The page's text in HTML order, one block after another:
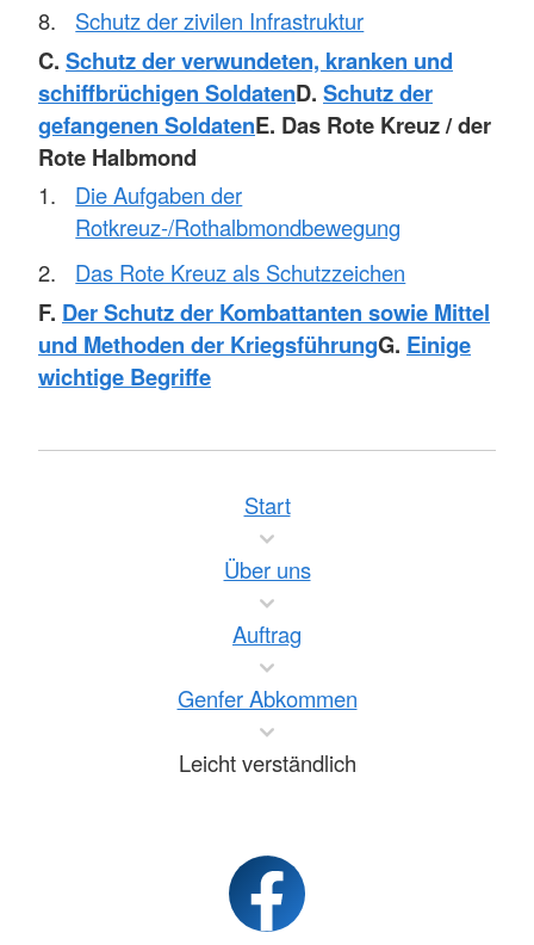
Schutz der zivilen Infrastruktur
C. Schutz der verwundeten, kranken und
schiffbrüchigen SoldatenD. Schutz der
gefangenen SoldatenE. Das Rote Kreuz / der
Rote Halbmond
Die Aufgaben der
Rotkreuz-/Rothalbmondbewegung
Das Rote Kreuz als Schutzzeichen
F. Der Schutz der Kombattanten sowie Mittel
und Methoden der KriegsführungG. Einige
wichtige Begriffe
Start
Über uns
Auftrag
Genfer Abkommen
Leicht verständlich